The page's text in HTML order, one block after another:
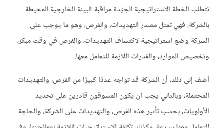
تتطلب الخطة الاستراتيجية الجيّدة مراقبة البيئة الخارجية المحيطة
بالشركة، فهي تمثل مصدر التهديدات، والفرص، وهو ما يوجب على
الشركة وضع استراتيجية لاكتشاف التهديدات، والفرص في وقت مبكر،
وتخصيص الموارد، والقدرات اللازمة للتعامل معها.
أضف إلى ذلك، أن الشركة قد تواجه عددًا كبيرًا من الفرص، والتهديدات
المحتملة، وبالتالي يجب أن يكون المسوقون قادرين على تحديد
الأولويات، بحسب تأثير هذه الفرص، والتهديدات على الشركة، والحاجة